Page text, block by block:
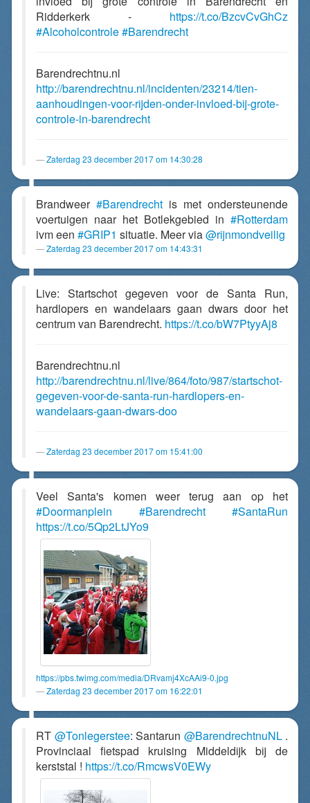
Ridderkerk - https://t.co/BzcvCvGhCz
#Alcoholcontrole#Barendrecht
Barendrechtnu.nl
http://barendrechtnu.nl/incidenten/23214/tien-
aanhoudingen-voor-rijden-onder-invloed-bij-grote-
controle-in-barendrecht
Zaterdag 23 december 2017 om 14:30:28
Brandweer #Barendrecht is met ondersteunende
voertuigen naar het Botlekgebied in #Rotterdam
ivm een #GRIP1 situatie. Meer via@rijnmondveilig
Zaterdag 23 december 2017 om 14:43:31
Live: Startschot gegeven voor de Santa Run,
hardlopers en wandelaars gaan dwars door het
centrum van Barendrecht. https://t.co/bW7PtyyAj8
Barendrechtnu.nl
http://barendrechtnu.nl/live/864/foto/987/startschot-
gegeven-voor-de-santa-run-hardlopers-en-
wandelaars-gaan-dwars-doo
Zaterdag 23 december 2017 om 15:41:00
Veel Santa's komen weer terug aan op het
#Doormanplein
#Barendrecht
#SantaRun
https://t.co/5Qp2LtJYo9
https://pbs.twimg.com/media/DRvamj4XcAAi9-0.jpg
Zaterdag 23 december 2017 om 16:22:01
RT @Tonlegerstee: Santarun @BarendrechtnuNL.
Provinciaal fietspad kruising Middeldijk bij de
kerststal ! https://t.co/RmcwsV0EWy